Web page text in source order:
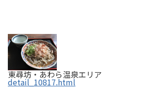
東尋坊・あわら温泉エリア
detail_10817.html